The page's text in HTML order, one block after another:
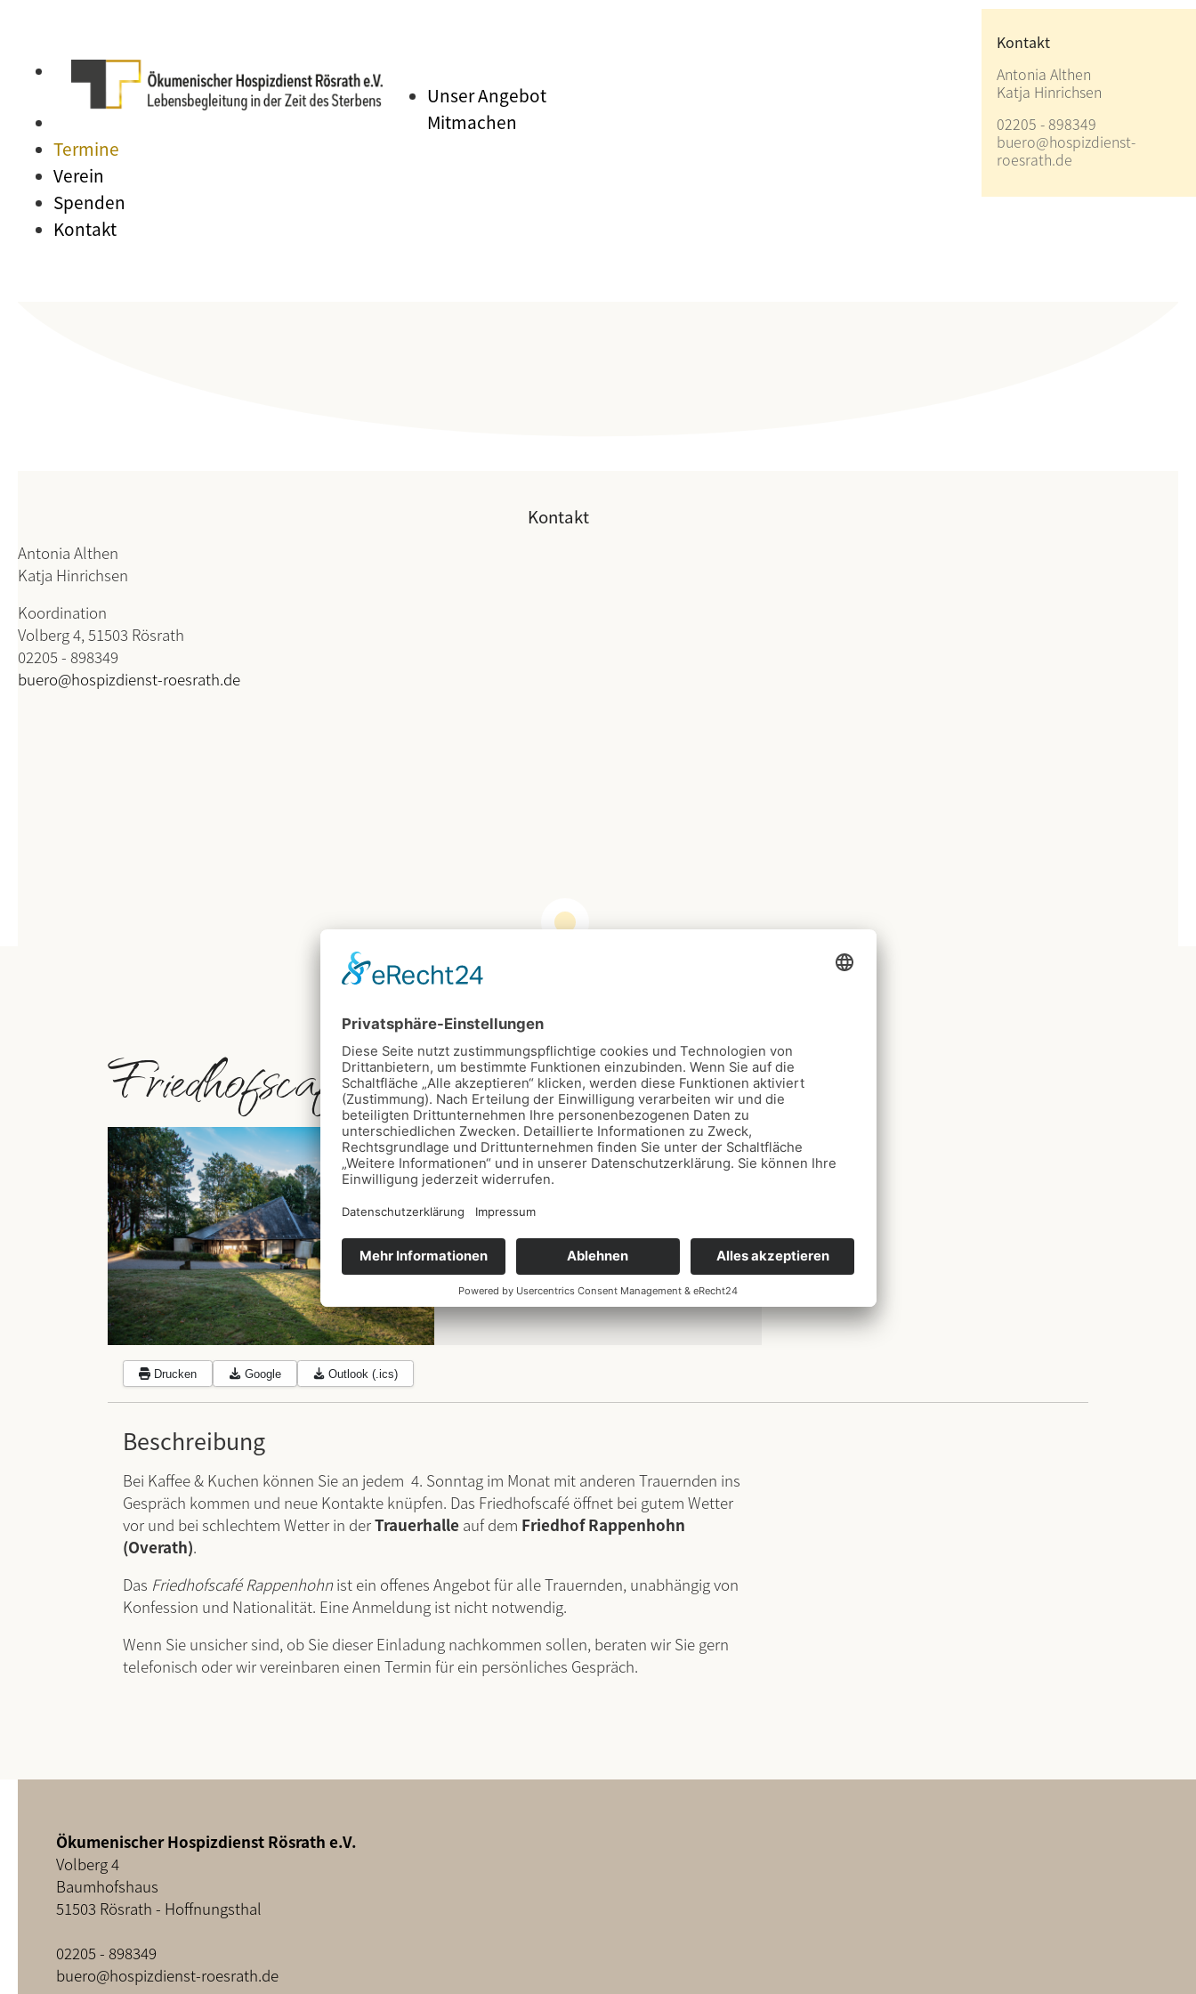
Unser Angebot
Mitmachen
Termine
Verein
Spenden
Kontakt
Kontakt
Antonia Althen
Katja Hinrichsen
02205 - 898349
buero@hospizdienst-
roesrath.de
Kontakt
Antonia Althen
Katja Hinrichsen
Koordination
Volberg 4, 51503 Rösrath
02205 - 898349
buero@hospizdienst-roesrath.de
Friedhofscafé Rappenhohn
Kalender
Friedhofscafé
Datum
Ort
Friedhof Rappenhohn
Drucken Google Outlook (.ics)
Beschreibung
Bei Kaffee & Kuchen können Sie an jedem 4. Sonntag im Monat mit anderen Trauernden ins
Gespräch kommen und neue Kontakte knüpfen. Das Friedhofscafé öffnet bei gutem Wetter
vor und bei schlechtem Wetter in derTrauerhalle auf dem Friedhof Rappenhohn
(Overath).
Das Friedhofscafé Rappenhohnist ein offenes Angebot für alle Trauernden, unabhängig von
Konfession und Nationalität. Eine Anmeldung ist nicht notwendig.
Wenn Sie unsicher sind, ob Sie dieser Einladung nachkommen sollen, beraten wir Sie gern
telefonisch oder wir vereinbaren einen Termin für ein persönliches Gespräch.
Ökumenischer Hospizdienst Rösrath e.V.
Volberg 4
Baumhofshaus
51503 Rösrath - Hoffnungsthal
02205 - 898349
buero@hospizdienst-roesrath.de